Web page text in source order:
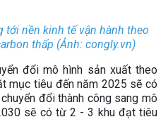
tới nền kinh tế vận hành theo
thấp (Ảnh: congly.vn)
đổi mô hình sản xuất theo
mục tiêu đến năm 2025 sẽ có
đổi thành công sang mô
sẽ có từ 2 - 3 khu đạt tiêu